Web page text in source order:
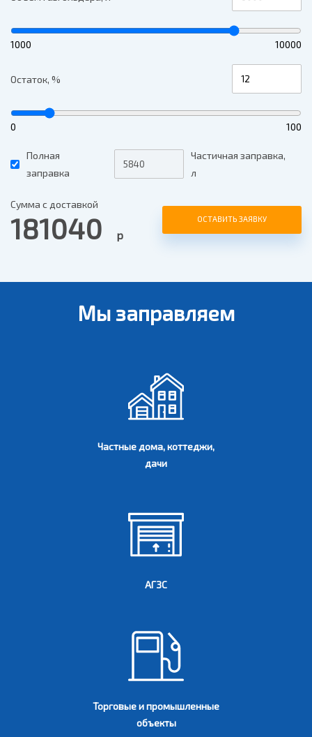
1000 10000
Остаток, %
0 100
Полная
заправка
Частичная заправка,
л
Сумма с доставкой
181040 р
ОСТАВИТЬ ЗАЯВКУ
Мы заправляем
Частные дома, коттеджи,
дачи
АГЗС
Торговые и промышленные
объекты